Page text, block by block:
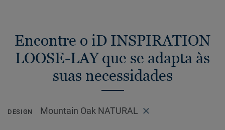
Encontre o iD INSPIRATION
LOOSE-LAY que se adapta às
suas necessidades
DESIGN Mountain Oak NATURAL